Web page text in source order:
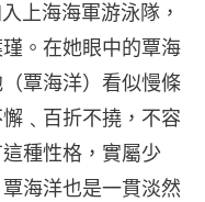
上海海軍游泳隊，
。在她眼中的覃海
覃海洋）看似慢條
﹑百折不撓，不容
種性格，實屬少
海洋也是一貫淡然